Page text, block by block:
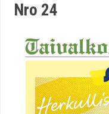
Nro 24